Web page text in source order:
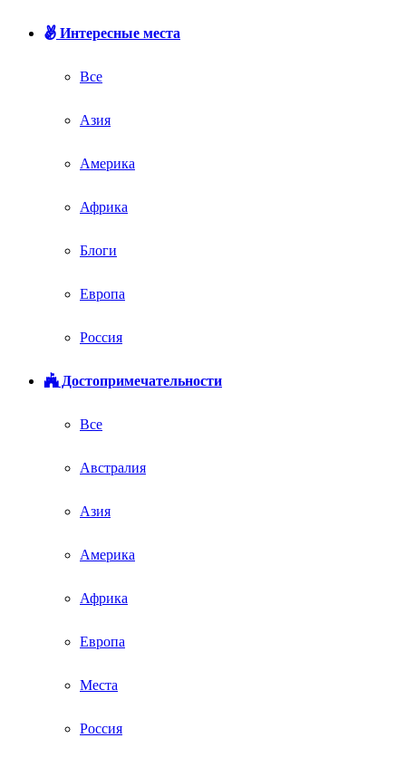
Интересные места
Все
Азия
Америка
Африка
Блоги
Европа
Россия
Достопримечательности
Все
Австралия
Азия
Америка
Африка
Европа
Места
Россия